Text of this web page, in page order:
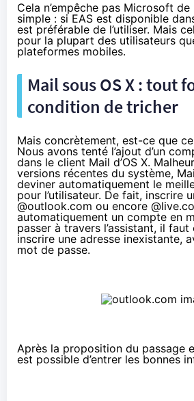
Cela n’empêche pas Microsoft
simple : si EAS est disponible
est préférable de l’utiliser. Mais
pour la plupart des utilisateurs
plateformes mobiles.
Mail sous OS X : tout
condition de tricher
Mais concrètement, est-ce que
Nous avons tenté l’ajout d’un
dans le client Mail d’OS X.
versions récentes du système,
deviner automatiquement le
pour l’utilisateur. De fait, inscrire
@outlook.com ou encore
automatiquement un compte en
passer à travers l’assistant, il
inscrire une adresse inexistante,
mot de passe.
Après la proposition du passage
est possible d’entrer les bonnes